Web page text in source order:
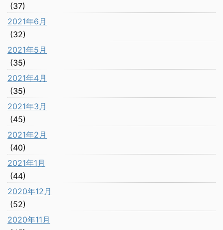
(37)
2021年6月
(32)
2021年5月
(35)
2021年4月
(35)
2021年3月
(45)
2021年2月
(40)
2021年1月
(44)
2020年12月
(52)
2020年11月